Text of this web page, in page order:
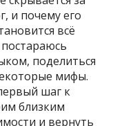
и почему его
всё
поделиться
мифы.
шаг к
близким
и вернуть